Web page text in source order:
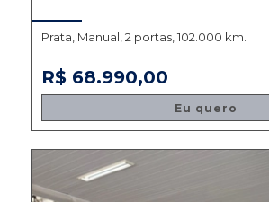
Prata, Manual, 2 portas, 102.000 km.
R$ 68.990,00
Eu quero